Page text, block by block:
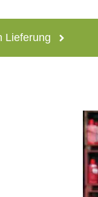
Lieferung